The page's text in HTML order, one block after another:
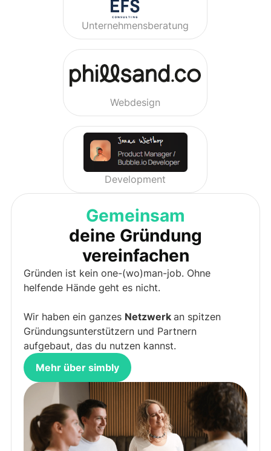
Unternehmensberatung
Webdesign
Development
Gemeinsam
deine Gründung
vereinfachen
Gründen ist kein one-(wo)man-job. Ohne
helfende Hände geht es nicht.
Wir haben ein ganzes Netzwerk an spitzen
Gründungsunterstützern und Partnern
aufgebaut, das du nutzen kannst.
Mehr über simbly